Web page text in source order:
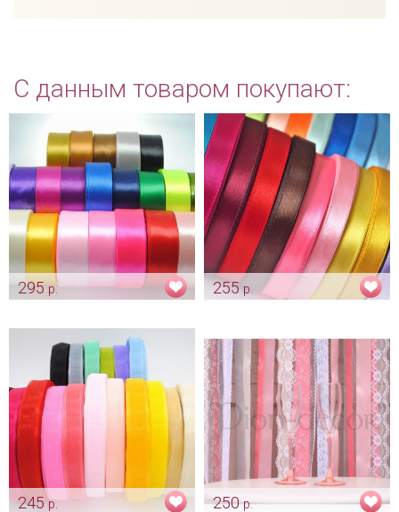
С данным товаром покупают:
295 р.
255р.
245р. 250р.